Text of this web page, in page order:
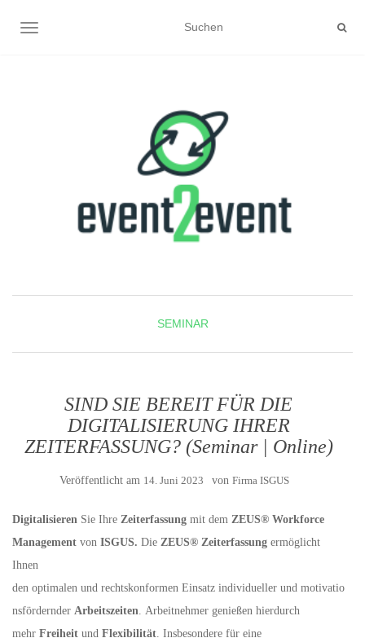
NAVIGATION UMSCHALTEN
SEMINAR
SIND SIE BEREIT FÜR DIE
DIGITALISIERUNG IHRER
ZEITERFASSUNG? (Seminar | Online)
Veröffentlicht am 14. Juni 2023 von Firma ISGUS
Digitalisieren Sie Ihre Zeiterfassung mit dem ZEUS® Workforce
Management von ISGUS. Die ZEUS® Zeiterfassung ermöglicht
Ihnen
den optimalen und rechtskonformen Einsatz individueller und motivatio
nsfördernder Arbeitszeiten. Arbeitnehmer genießen hierdurch
mehr Freiheit und Flexibilität. Insbesondere für eine